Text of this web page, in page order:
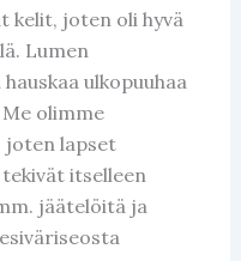
kelit, joten oli hyvä
Lumen
ulkopuuhaa
olimme
joten lapset
itselleen
jäätelöitä ja